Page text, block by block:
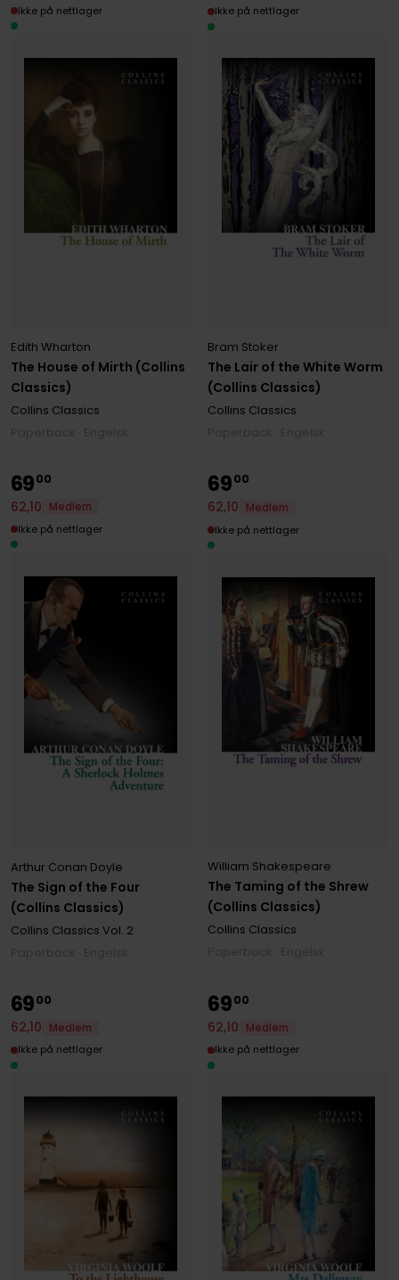
The House of Mirth (Collins
Classics)
Edith Wharton
Collins Classics
Ikke på nettlager
The Lair of the White Worm
(Collins Classics)
Bram Stoker
Collins Classics
Ikke på nettlager
The Sign of the Four
(Collins Classics)
Arthur Conan Doyle
Collins Classics Vol. 2
6900
62,10
Medlem
Ikke på nettlager
The Taming of the Shrew
(Collins Classics)
William Shakespeare
Collins Classics
6900
62,10
Medlem
Ikke på nettlager
6900
62,10
Medlem
Ikke på nettlager
6900
62,10
Medlem
Ikke på nettlager